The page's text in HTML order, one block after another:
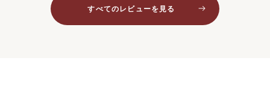
すべてのレビューを見る